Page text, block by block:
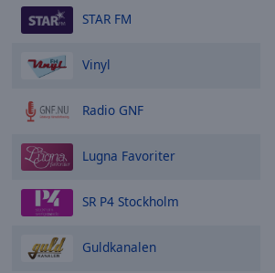
STAR FM
Vinyl
Radio GNF
Lugna Favoriter
SR P4 Stockholm
Guldkanalen